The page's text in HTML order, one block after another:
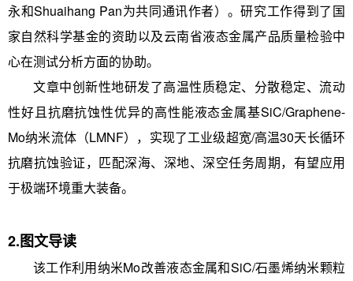
永和Shuaihang Pan为共同通讯作者）。研究工作得到了国
家自然科学基金的资助以及云南省液态金属产品质量检验中
心在测试分析方面的协助。
文章中创新性地研发了高温性质稳定、分散稳定、流动
性好且抗磨抗蚀性优异的高性能液态金属基SiC/Graphene-
Mo纳米流体（LMNF），实现了工业级超宽/高温30天长循环
抗磨抗蚀验证，匹配深海、深地、深空任务周期，有望应用
于极端环境重大装备。
2.图文导读
该工作利用纳米Mo改善液态金属和SiC/石墨烯纳米颗粒